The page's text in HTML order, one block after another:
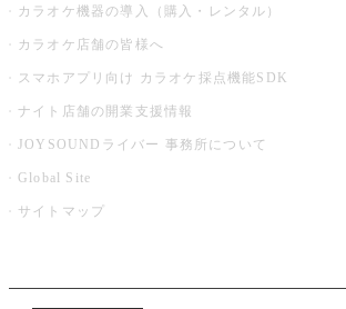
カラオケ機器の導入（購入・レンタル）
カラオケ店舗の皆様へ
スマホアプリ向け カラオケ採点機能SDK
ナイト店舗の開業支援情報
JOYSOUNDライバー 事務所について
Global Site
サイトマップ